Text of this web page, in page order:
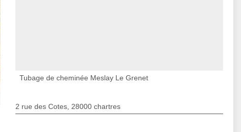
Tubage de cheminée Meslay Le Grenet
2 rue des Cotes, 28000 chartres